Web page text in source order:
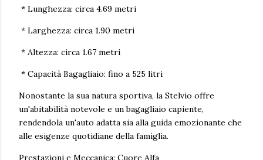
* Lunghezza: circa 4.69 metri
* Larghezza: circa 1.90 metri
* Altezza: circa 1.67 metri
* Capacità Bagagliaio: fino a 525 litri
Nonostante la sua natura sportiva, la Stelvio offre
un'abitabilità notevole e un bagagliaio capiente,
rendendola un'auto adatta sia alla guida emozionante che
alle esigenze quotidiane della famiglia.
Prestazioni e Meccanica: Cuore Alfa